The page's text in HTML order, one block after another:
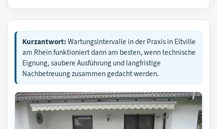
Kurzantwort: Wartungsintervalle in der Praxis in Eltville
am Rhein funktioniert dann am besten, wenn technische
Eignung, saubere Ausführung und langfristige
Nachbetreuung zusammen gedacht werden.